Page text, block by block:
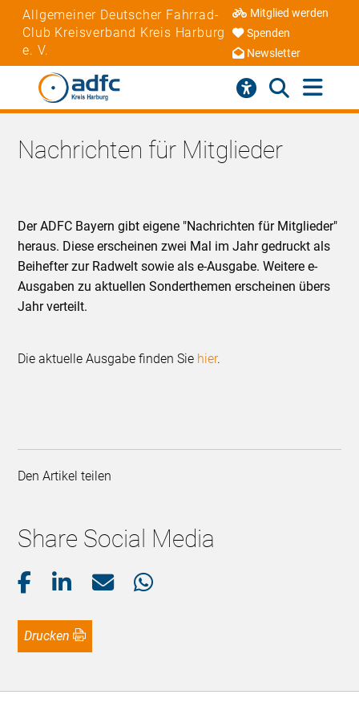
Allgemeiner Deutscher Fahrrad-
Club Kreisverband Kreis Harburg
e. V.
Mitglied werden
Spenden
Newsletter
Nachrichten für Mitglieder
Der ADFC Bayern gibt eigene "Nachrichten für Mitglieder"
heraus. Diese erscheinen zwei Mal im Jahr gedruckt als
Beihefter zur Radwelt sowie als e-Ausgabe. Weitere e-
Ausgaben zu aktuellen Sonderthemen erscheinen übers
Jahr verteilt.
Die aktuelle Ausgabe finden Sie hier.
Den Artikel teilen
Share Social Media
Drucken